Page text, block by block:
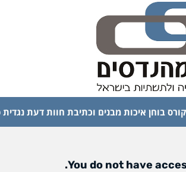
קורס בוחן איכות מבנים וכתיבת חוות דעת נגדית
You do not have